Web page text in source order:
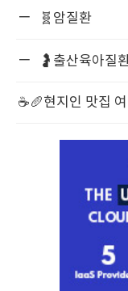
🧬암질환
🤰출산육아질
☕️🥖현지인 맛집